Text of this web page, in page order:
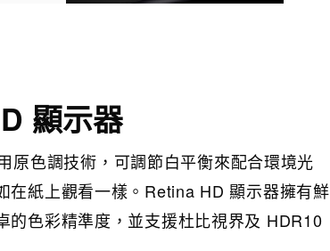
顯示器
原色調技術，可調節白平衡來配合環境光
在紙上觀看一樣。Retina HD 顯示器擁有鮮
的色彩精準度，並支援杜比視界及 HDR10